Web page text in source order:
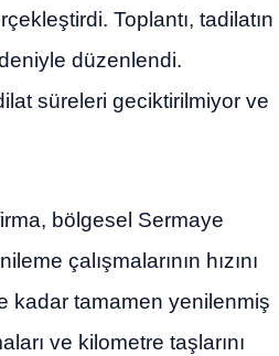
Toplantı, tadilatın
düzenlendi.
süreleri geciktirilmiyor ve
bölgesel Sermaye
çalışmalarının hızını
kadar tamamen yenilenmiş
ve kilometre taşlarını